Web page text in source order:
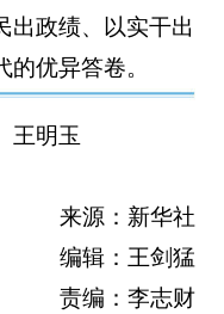
出政绩、以实干出
优异答卷。
王明玉
来源：新华社
编辑：王剑猛
责编：李志财